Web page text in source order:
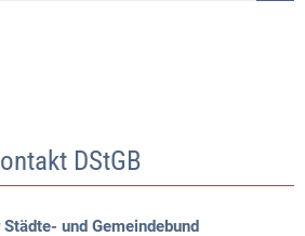
DStGB
und Gemeindebund